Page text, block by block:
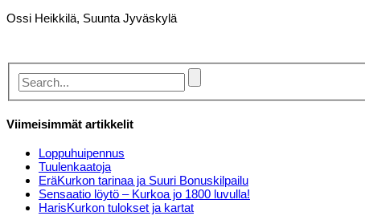
Ossi Heikkilä, Suunta Jyväskylä
Viimeisimmät artikkelit
Loppuhuipennus
Tuulenkaatoja
EräKurkon tarinaa ja Suuri Bonuskilpailu
Sensaatio löytö – Kurkoa jo 1800 luvulla!
HarisKurkon tulokset ja kartat